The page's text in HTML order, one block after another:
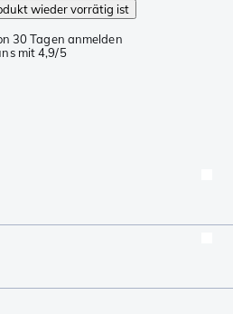
wieder vorrätig ist
30 Tagen anmelden
mit 4,9/5